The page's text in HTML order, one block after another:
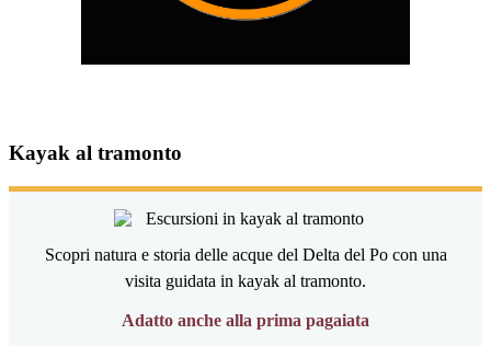
Kayak al tramonto
Scopri natura e storia delle acque del Delta del Po con una
visita guidata in kayak al tramonto.
Adatto anche alla prima pagaiata